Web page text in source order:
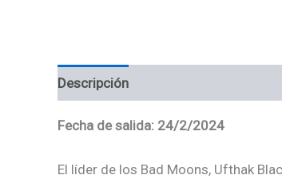
Descripción
Fecha de salida: 24/2/2024
El líder de los Bad Moons, Ufthak